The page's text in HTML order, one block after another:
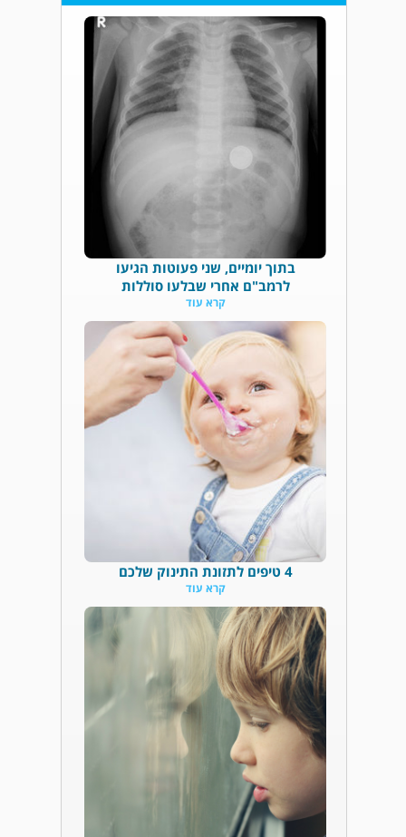
בתוך יומיים, שני פעוטות הגיעו
לרמב"ם אחרי שבלעו סוללות
קרא עוד
4 טיפים לתזונת התינוק שלכם
קרא עוד